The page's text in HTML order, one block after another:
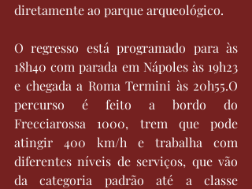
diretamente ao parque arqueológico.
O regresso está programado para às
18h40 com parada em Nápoles às 19h23
e chegada a Roma Termini às 20h55.O
percurso é feito a bordo do
Frecciarossa 1000, trem que pode
atingir 400 km/h e trabalha com
diferentes níveis de serviços, que vão
da categoria padrão até a classe